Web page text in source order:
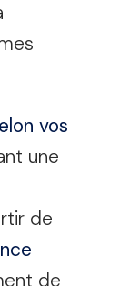
vos
une
de
de